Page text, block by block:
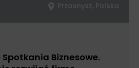
Przasnysz, Polska
Biznesowe.